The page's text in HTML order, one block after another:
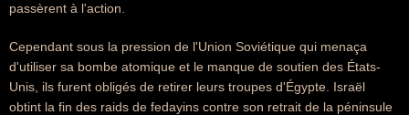
passèrent à l'action.
Cependant sous la pression de l'Union Soviétique qui menaça
d'utiliser sa bombe atomique et le manque de soutien des États-
Unis, ils furent obligés de retirer leurs troupes d'Égypte. Israël
obtint la fin des raids de fedayins contre son retrait de la péninsule